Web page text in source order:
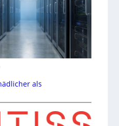
als